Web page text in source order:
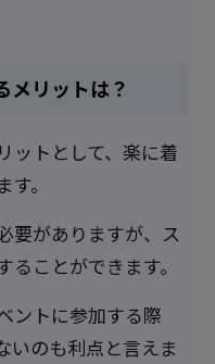
メリットは？
ットとして、楽に着
。
要がありますが、ス
ことができます。
ントに参加する際
いのも利点と言えま